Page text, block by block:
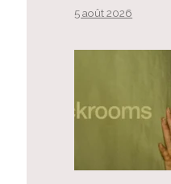
5 août 2026